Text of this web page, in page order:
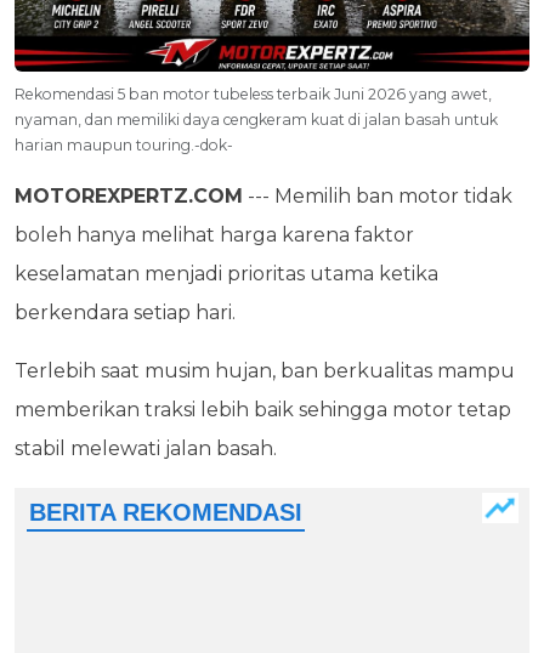
Rekomendasi 5 ban motor tubeless terbaik Juni 2026 yang awet,
nyaman, dan memiliki daya cengkeram kuat di jalan basah untuk
harian maupun touring.-dok-
MOTOREXPERTZ.COM --- Memilih ban motor tidak
boleh hanya melihat harga karena faktor
keselamatan menjadi prioritas utama ketika
berkendara setiap hari.
Terlebih saat musim hujan, ban berkualitas mampu
memberikan traksi lebih baik sehingga motor tetap
stabil melewati jalan basah.